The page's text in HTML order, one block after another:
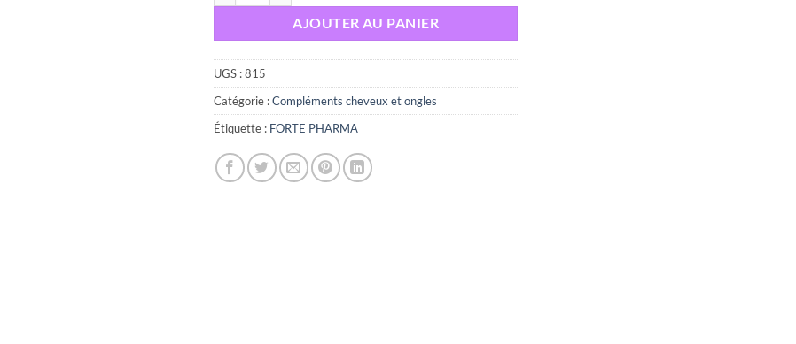
AJOUTER AU PANIER
UGS :815
Catégorie :Compléments cheveux et ongles
Étiquette : FORTE PHARMA